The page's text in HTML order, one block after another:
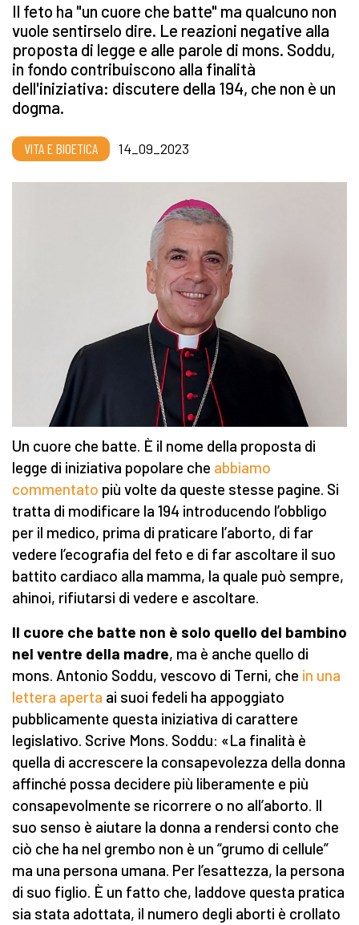
Il feto ha "un cuore che batte" ma qualcuno non
vuole sentirselo dire. Le reazioni negative alla
proposta di legge e alle parole di mons. Soddu,
in fondo contribuiscono alla finalità
dell'iniziativa: discutere della 194, che non è un
dogma.
VITA E BIOETICA 14_09_2023
Un cuore che batte. È il nome della proposta di
legge di iniziativa popolare che abbiamo
commentato più volte da queste stesse pagine. Si
tratta di modificare la 194 introducendo l’obbligo
per il medico, prima di praticare l’aborto, di far
vedere l’ecografia del feto e di far ascoltare il suo
battito cardiaco alla mamma, la quale può sempre,
ahinoi, rifiutarsi di vedere e ascoltare.
Il cuore che batte non è solo quello del bambino
nel ventre della madre, ma è anche quello di
mons. Antonio Soddu, vescovo di Terni, che in una
lettera aperta ai suoi fedeli ha appoggiato
pubblicamente questa iniziativa di carattere
legislativo. Scrive Mons. Soddu: «La finalità è
quella di accrescere la consapevolezza della donna
affinché possa decidere più liberamente e più
consapevolmente se ricorrere o no all’aborto. Il
suo senso è aiutare la donna a rendersi conto che
ciò che ha nel grembo non è un “grumo di cellule”
ma una persona umana. Per l’esattezza, la persona
di suo figlio. È un fatto che, laddove questa pratica
sia stata adottata, il numero degli aborti è crollato